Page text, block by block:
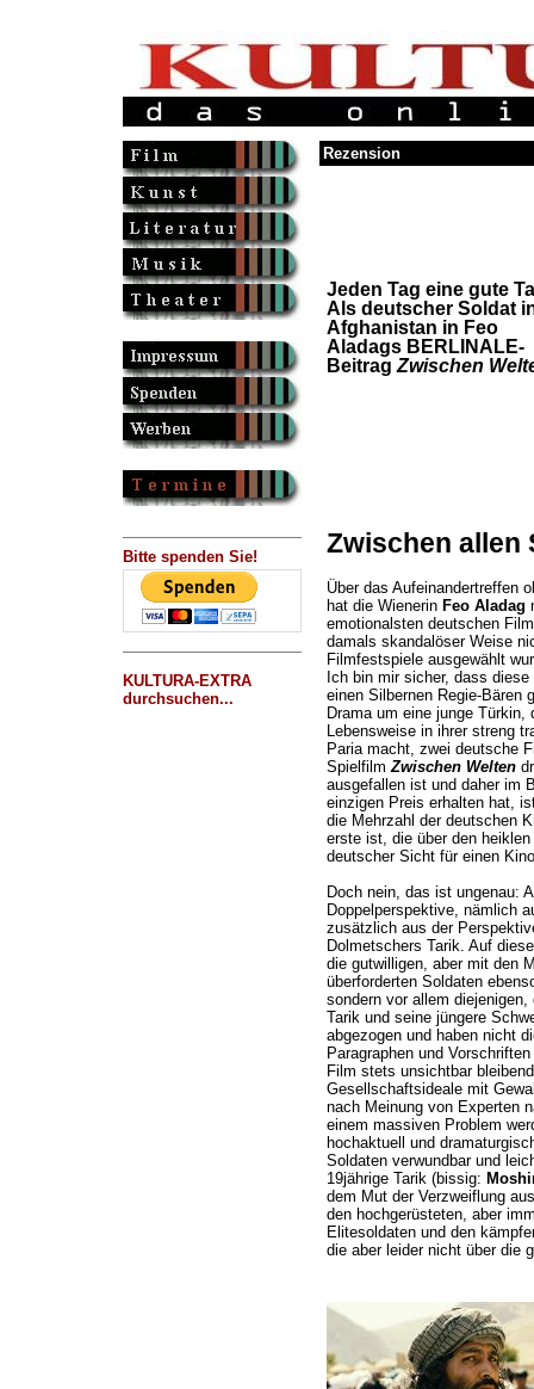
Bitte spenden Sie!
KULTURA-EXTRA
durchsuchen...
Rezension
Jeden Tag eine gute
Als deutscher Soldat
Afghanistan in Feo
Aladags BERLINALE-
Beitrag Zwischen
Zwischen allen
Über das Aufeinandertreffen
hat die Wienerin Feo Aladag
emotionalsten deutschen
damals skandalöser Weise
Filmfestspiele ausgewählt
Ich bin mir sicher, dass
einen Silbernen Regie-Bären
Drama um eine junge
Lebensweise in ihrer streng
Paria macht, zwei deutsche
SpielfilmZwischen Welten
ausgefallen ist und daher im
einzigen Preis erhalten hat,
die Mehrzahl der deutschen
erste ist, die über den
deutscher Sicht für einen
Doch nein, das ist ungenau:
Doppelperspektive, nämlich
zusätzlich aus der
Dolmetschers Tarik. Auf
die gutwilligen, aber mit den
überforderten Soldaten
sondern vor allem
Tarik und seine jüngere
abgezogen und haben nicht
Paragraphen und
Film stets unsichtbar
Gesellschaftsideale mit
nach Meinung von Experten
einem massiven Problem
hochaktuell und
Soldaten verwundbar und
19jährige Tarik (bissig:
dem Mut der Verzweiflung
den hochgerüsteten, aber
Elitesoldaten und den
die aber leider nicht über die